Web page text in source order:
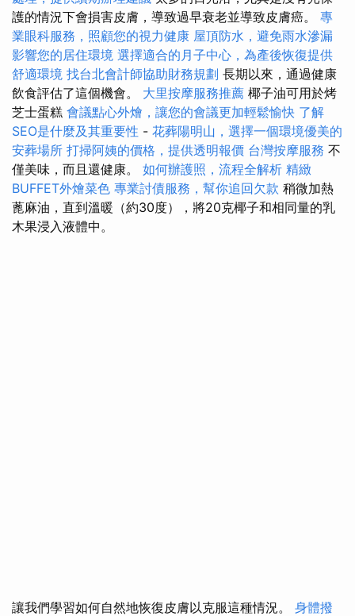
護的情況下會損害皮膚，導致過早衰老並導致皮膚癌。 專
業眼科服務，照顧您的視力健康 屋頂防水，避免雨水滲漏
影響您的居住環境 選擇適合的月子中心，為產後恢復提供
舒適環境 找台北會計師協助財務規劃 長期以來，通過健康
飲食評估了這個機會。 大里按摩服務推薦 椰子油可用於烤
芝士蛋糕 會議點心外燴，讓您的會議更加輕鬆愉快 了解
SEO是什麼及其重要性 - 花葬陽明山，選擇一個環境優美的
安葬場所 打掃阿姨的價格，提供透明報價 台灣按摩服務 不
僅美味，而且還健康。 如何辦護照，流程全解析 精緻
BUFFET外燴菜色 專業討債服務，幫你追回欠款 稍微加熱
蓖麻油，直到溫暖（約30度），將20克椰子和相同量的乳
木果浸入液體中。
讓我們學習如何自然地恢復皮膚以克服這種情況。 身體撥